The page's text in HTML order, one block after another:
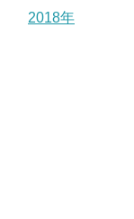
2018年